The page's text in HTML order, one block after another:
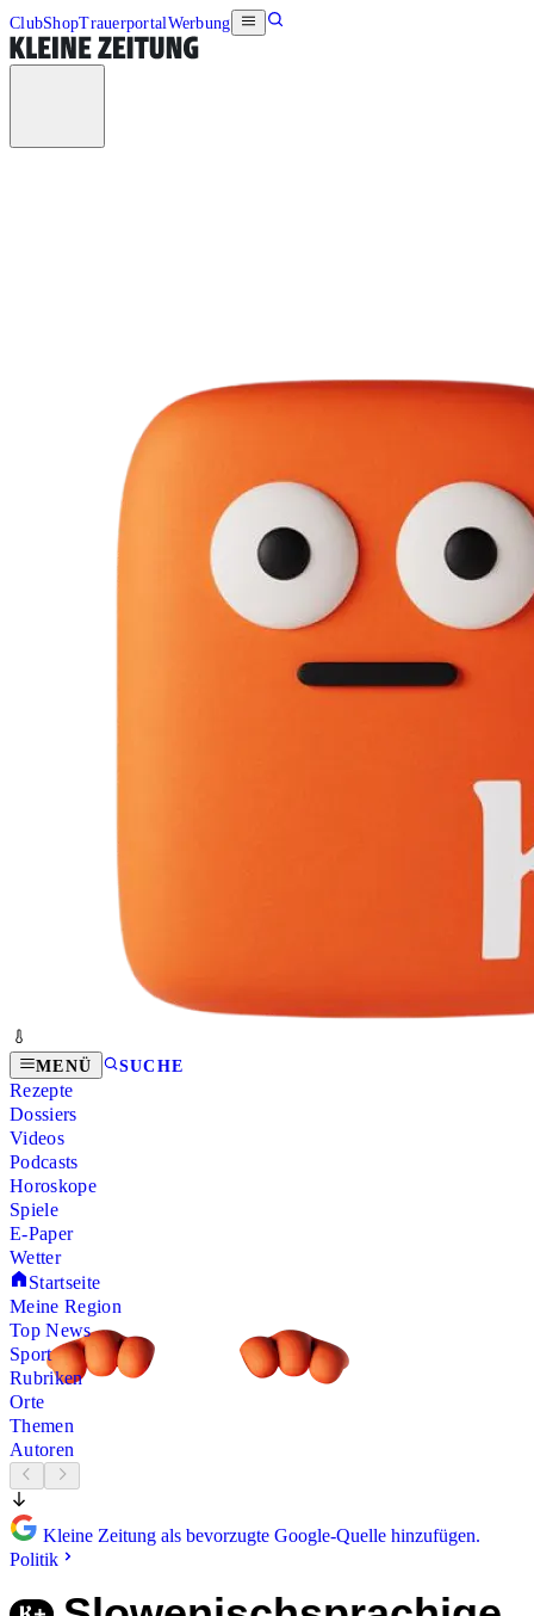
ClubShopTrauerportalWerbung
MENÜ SUCHE
Rezepte
Dossiers
Videos
Podcasts
Horoskope
Spiele
E-Paper
Wetter
Startseite
Meine Region
Top News
Sport
Rubriken
Orte
Themen
Autoren
Kleine Zeitung als bevorzugte Google-Quelle hinzufügen.
Politik